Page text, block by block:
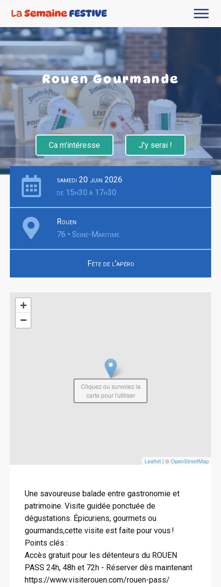
Rouen Gourmande
Ca m'intéresse J'y serai !
samedi 20 juin 2026
de 15h30 à 17h30
Rouen
76 • Seine-Maritime
Fête de l'apéro
+
−
Leaflet | ©OpenStreetMap
Cliquez ou survolez la
carte pour l'utiliser
Une savoureuse balade entre gastronomie et
patrimoine. Visite guidée ponctuée de
dégustations. Épicuriens, gourmets ou
gourmands,cette visite est faite pour vous !
Points clés :
Accès gratuit pour les détenteurs du ROUEN
PASS 24h, 48h et 72h - Réserver dès maintenant
https://www.visiterouen.com/rouen-pass/